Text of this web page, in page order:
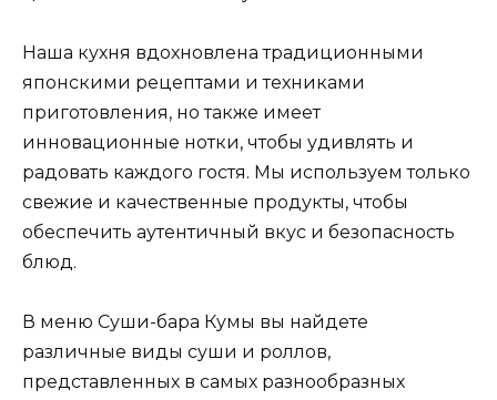
Наша кухня вдохновлена традиционными
японскими рецептами и техниками
приготовления, но также имеет
инновационные нотки, чтобы удивлять и
радовать каждого гостя. Мы используем только
свежие и качественные продукты, чтобы
обеспечить аутентичный вкус и безопасность
блюд.
В меню Суши-бара Кумы вы найдете
различные виды суши и роллов,
представленных в самых разнообразных